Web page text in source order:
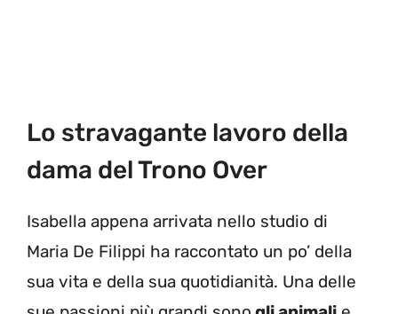
Lo stravagante lavoro della
dama del Trono Over
Isabella appena arrivata nello studio di
Maria De Filippi ha raccontato un po’ della
sua vita e della sua quotidianità. Una delle